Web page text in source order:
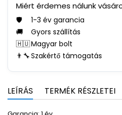
Miért érdemes nálunk
🛡️
1-3 év garancia
🚚
Gyors szállítás
🇭🇺Magyar bolt
👨‍🔧Szakértő támogatás
LEÍRÁS TERMÉK RÉSZLETEI